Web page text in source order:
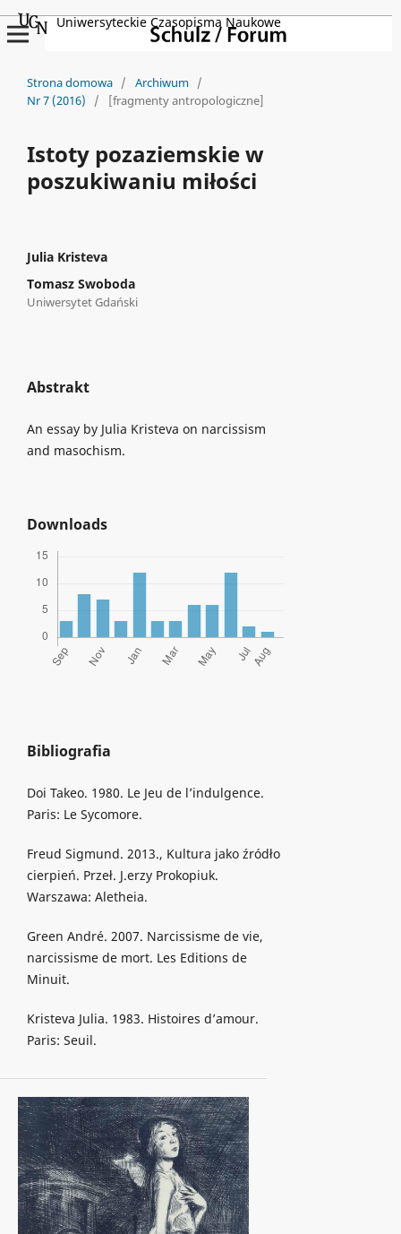
Uniwersyteckie Czasopisma Naukowe
Strona domowa / Archiwum /
Nr 7 (2016)
/ [fragmenty antropologiczne]
Istoty pozaziemskie w
poszukiwaniu miłości
Julia Kristeva
Tomasz Swoboda
Uniwersytet Gdański
Abstrakt
An essay by Julia Kristeva on narcissism
and masochism.
Downloads
Bibliografia
Doi Takeo. 1980. Le Jeu de l’indulgence.
Paris: Le Sycomore.
Freud Sigmund. 2013., Kultura jako źródło
cierpień. Przeł. J.erzy Prokopiuk.
Warszawa: Aletheia.
Green André. 2007. Narcissisme de vie,
narcissisme de mort. Les Editions de
Minuit.
Kristeva Julia. 1983. Histoires d’amour.
Paris: Seuil.